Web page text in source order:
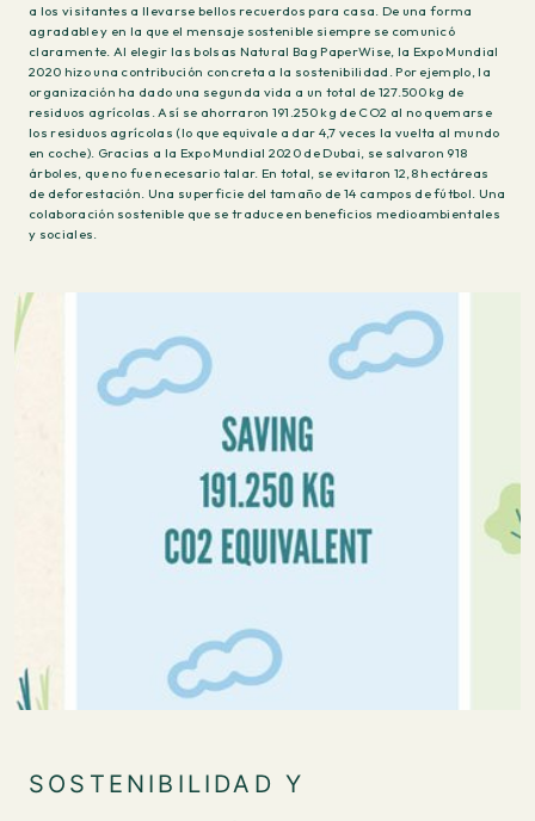
a los visitantes a llevarse bellos recuerdos para casa. De una forma
agradable y en la que el mensaje sostenible siempre se comunicó
claramente. Al elegir las bolsas Natural Bag PaperWise, la Expo Mundial
2020 hizo una contribución concreta a la sostenibilidad. Por ejemplo, la
organización ha dado una segunda vida a un total de 127.500 kg de
residuos agrícolas. Así se ahorraron 191.250 kg de CO2 al no quemarse
los residuos agrícolas (lo que equivale a dar 4,7 veces la vuelta al mundo
en coche). Gracias a la Expo Mundial 2020 de Dubai, se salvaron 918
árboles, que no fue necesario talar. En total, se evitaron 12,8 hectáreas
de deforestación. Una superficie del tamaño de 14 campos de fútbol. Una
colaboración sostenible que se traduce en beneficios medioambientales
y sociales.
SOSTENIBILIDAD Y